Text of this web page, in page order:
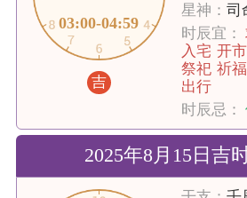
03:00-04:59
吉
星神：司
时辰宜：
入宅 开市
祭祀 祈福
出行
时辰忌：
2025年8月15日吉